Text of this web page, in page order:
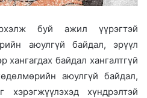
буй ажил үүрэгтэй
аюулгүй байдал, эрүүл
хангагдах байдал хангалтгүй
аюулгүй байдал,
хэрэгжүүлэхэд хүндрэлтэй